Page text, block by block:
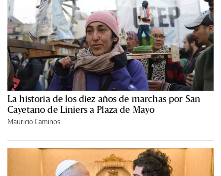
La historia de los diez años de marchas por San
Cayetano de Liniers a Plaza de Mayo
Mauricio Caminos